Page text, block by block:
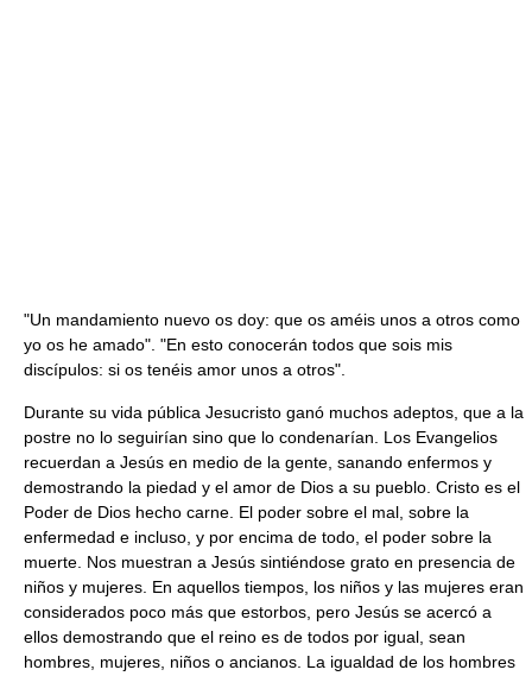
"Un mandamiento nuevo os doy: que os améis unos a otros como
yo os he amado". "En esto conocerán todos que sois mis
discípulos: si os tenéis amor unos a otros".
Durante su vida pública Jesucristo ganó muchos adeptos, que a la
postre no lo seguirían sino que lo condenarían. Los Evangelios
recuerdan a Jesús en medio de la gente, sanando enfermos y
demostrando la piedad y el amor de Dios a su pueblo. Cristo es el
Poder de Dios hecho carne. El poder sobre el mal, sobre la
enfermedad e incluso, y por encima de todo, el poder sobre la
muerte. Nos muestran a Jesús sintiéndose grato en presencia de
niños y mujeres. En aquellos tiempos, los niños y las mujeres eran
considerados poco más que estorbos, pero Jesús se acercó a
ellos demostrando que el reino es de todos por igual, sean
hombres, mujeres, niños o ancianos. La igualdad de los hombres